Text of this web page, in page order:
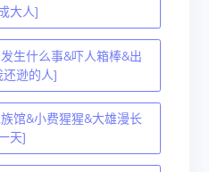
大人]
生什么事&吓人箱棒&出
逊的人]
馆&小费猩猩&大雄漫长
天]